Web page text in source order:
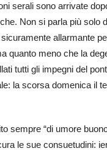
serali sono arrivate
Non si parla più solo
allarmante
quanto meno che la
tutti gli impegni del
la scorsa domenica il
sempre “di umore
le sue consuetudini: